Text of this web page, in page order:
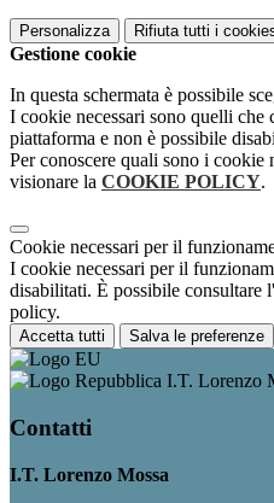
Personalizza Rifiuta tutti i
Gestione cookie
In questa schermata è possibile
I cookie necessari sono quelli
piattaforma e non è possibile
Per conoscere quali sono i cookie
visionare la COOKIE POLICY.
Cookie necessari per il
I cookie necessari per il
disabilitati. È possibile consultare
policy.
Accetta tutti Salva le preferenze
I.T. Lorenzo
Contatti
I.T. Lorenzo Mossa